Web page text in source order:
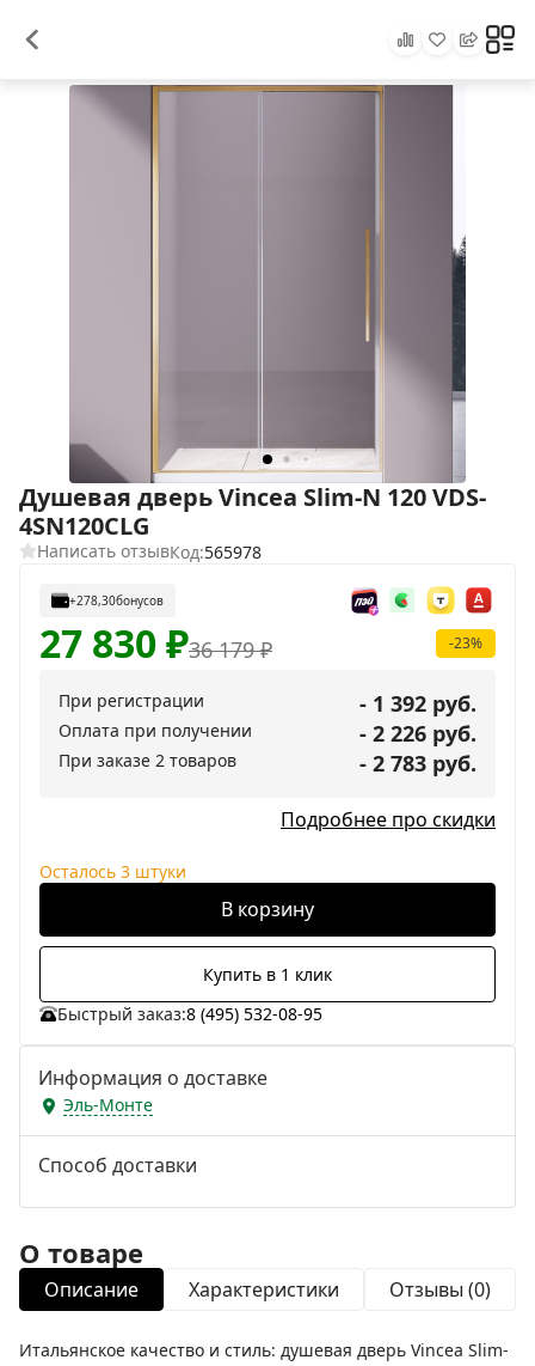
Душевая дверь Vincea Slim-N 120 VDS-
4SN120CLG
Написать отзывКод:565978
+278,30бонусов
36 179₽
27 830₽ -23%
При регистрации - 1 392 руб.
Оплата при получении - 2 226 руб.
При заказе 2 товаров - 2 783 руб.
Подробнее про скидки
Осталось 3 штуки
В корзину
Купить в 1 клик
Быстрый заказ:8 (495) 532-08-95
Информация о доставке
Эль-Монте
Способ доставки
О товаре
Описание Характеристики Отзывы (0)
Итальянское качество и стиль: душевая дверь Vincea Slim-